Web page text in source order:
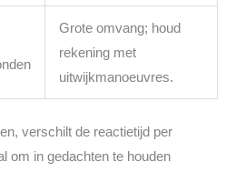
Grote omvang; houd
rekening met
uitwijkmanoeuvres.
verschilt de reactietijd per
om in gedachten te houden